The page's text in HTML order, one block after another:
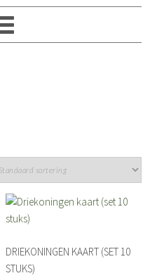
DRIEKONINGEN KAART (SET 10
STUKS)